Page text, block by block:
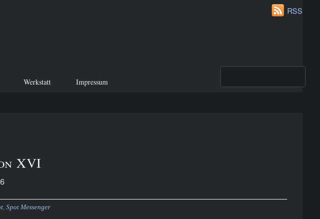
Werkstatt Impressum
RSS
XVI
, Spot Messenger